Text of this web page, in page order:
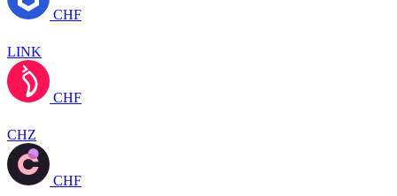
CHF
LINK
CHF
CHZ
CHF